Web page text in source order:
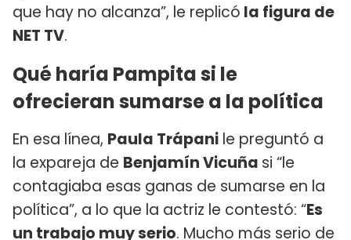
que hay no alcanza”, le replicó la figura de
NET TV.
Qué haría Pampita si le
ofrecieran sumarse a la política
En esa línea, Paula Trápani le preguntó a
la expareja de Benjamín Vicuña si “le
contagiaba esas ganas de sumarse en la
política”, a lo que la actriz le contestó: “Es
un trabajo muy serio. Mucho más serio de